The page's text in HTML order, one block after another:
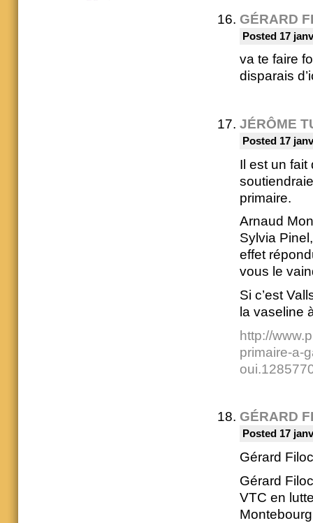
GÉRARD
Posted 17
va te faire
disparais
JÉRÔME
Posted 17
Il est un fait
primaire.
Arnaud
Sylvia
effet
vous le
Si c’est
la vaseline
http://
primaire-a-
GÉRARD
Posted 17
Gérard
Gérard
VTC en